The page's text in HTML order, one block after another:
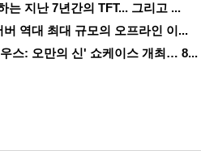
는 지난 7년간의 TFT... 그리고 ...
역대 최대 규모의 오프라인 이...
스: 오만의 신' 쇼케이스 개최… 8...